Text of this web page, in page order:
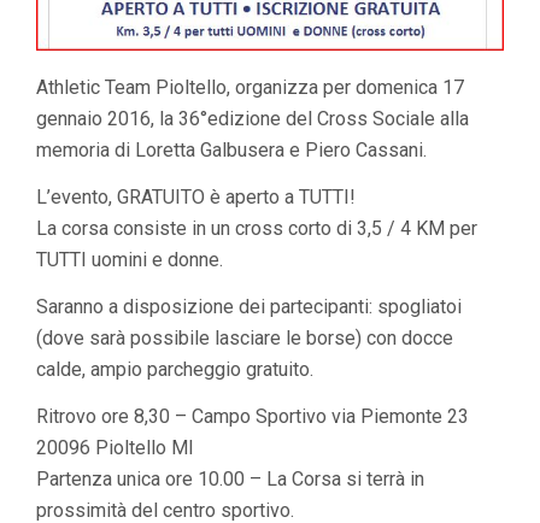
Athletic Team Pioltello, organizza per domenica 17
gennaio 2016, la 36°edizione del Cross Sociale alla
memoria di Loretta Galbusera e Piero Cassani.
L’evento, GRATUITO è aperto a TUTTI!
La corsa consiste in un cross corto di 3,5 / 4 KM per
TUTTI uomini e donne.
Saranno a disposizione dei partecipanti: spogliatoi
(dove sarà possibile lasciare le borse) con docce
calde, ampio parcheggio gratuito.
Ritrovo ore 8,30 – Campo Sportivo via Piemonte 23
20096 Pioltello MI
Partenza unica ore 10.00 – La Corsa si terrà in
prossimità del centro sportivo.